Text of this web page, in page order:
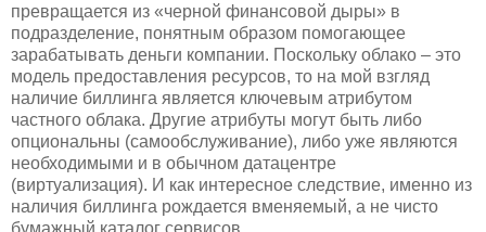
превращается из «черной финансовой дыры» в
подразделение, понятным образом помогающее
зарабатывать деньги компании. Поскольку облако – это
модель предоставления ресурсов, то на мой взгляд
наличие биллинга является ключевым атрибутом
частного облака. Другие атрибуты могут быть либо
опциональны (самообслуживание), либо уже являются
необходимыми и в обычном датацентре
(виртуализация). И как интересное следствие, именно из
наличия биллинга рождается вменяемый, а не чисто